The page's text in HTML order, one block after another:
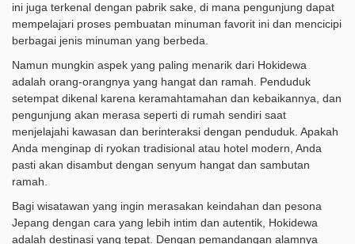
ini juga terkenal dengan pabrik sake, di mana pengunjung dapat
mempelajari proses pembuatan minuman favorit ini dan mencicipi
berbagai jenis minuman yang berbeda.
Namun mungkin aspek yang paling menarik dari Hokidewa
adalah orang-orangnya yang hangat dan ramah. Penduduk
setempat dikenal karena keramahtamahan dan kebaikannya, dan
pengunjung akan merasa seperti di rumah sendiri saat
menjelajahi kawasan dan berinteraksi dengan penduduk. Apakah
Anda menginap di ryokan tradisional atau hotel modern, Anda
pasti akan disambut dengan senyum hangat dan sambutan
ramah.
Bagi wisatawan yang ingin merasakan keindahan dan pesona
Jepang dengan cara yang lebih intim dan autentik, Hokidewa
adalah destinasi yang tepat. Dengan pemandangan alamnya